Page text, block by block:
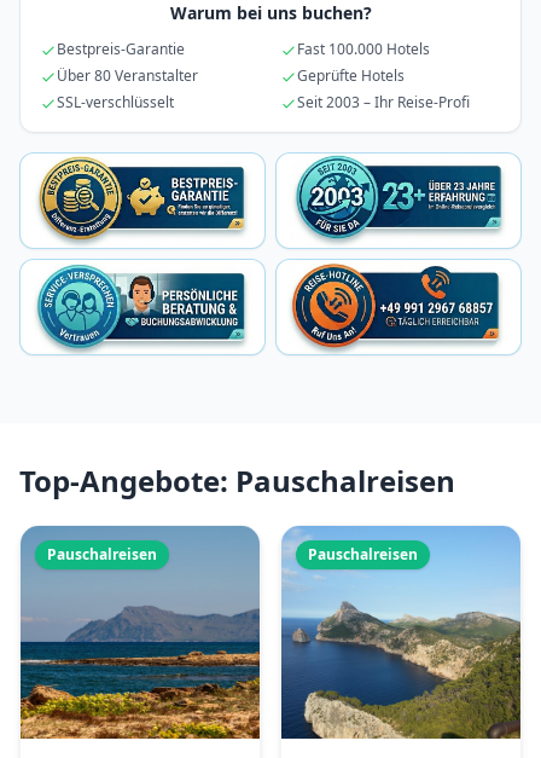
Warum bei uns buchen?
Bestpreis-Garantie
Fast 100.000 Hotels
Über 80 Veranstalter
Geprüfte Hotels
SSL-verschlüsselt
Seit 2003 – Ihr Reise-Profi
Top-Angebote: Pauschalreisen
Pauschalreisen Pauschalreisen